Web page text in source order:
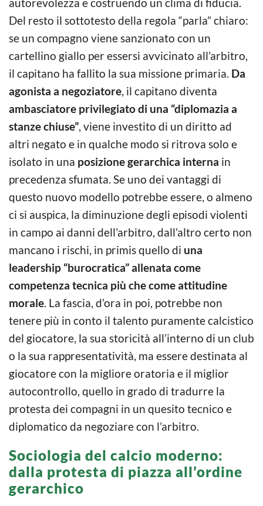
Del resto il sottotesto della regola “parla” chiaro:
se un compagno viene sanzionato con un
cartellino giallo per essersi avvicinato all’arbitro,
il capitano ha fallito la sua missione primaria. Da
agonista a negoziatore , il capitano diventa
ambasciatore privilegiato di una “diplomazia a
stanze chiuse” , viene investito di un diritto ad
altri negato e in qualche modo si ritrova solo e
isolato in una posizione gerarchica interna in
precedenza sfumata. Se uno dei vantaggi di
questo nuovo modello potrebbe essere, o almeno
ci si auspica, la diminuzione degli episodi violenti
in campo ai danni dell’arbitro, dall’altro certo non
mancano i rischi, in primis quello di una
leadership “burocratica” allenata come
competenza tecnica più che come attitudine
morale . La fascia, d’ora in poi, potrebbe non
tenere più in conto il talento puramente calcistico
del giocatore, la sua storicità all’interno di un club
o la sua rappresentatività, ma essere destinata al
giocatore con la migliore oratoria e il miglior
autocontrollo, quello in grado di tradurre la
protesta dei compagni in un quesito tecnico e
diplomatico da negoziare con l’arbitro.
Sociologia del calcio moderno:
dalla protesta di piazza all’ordine
gerarchico